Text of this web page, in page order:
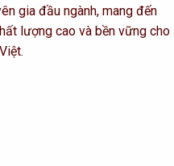
gia đầu ngành, mang đến
lượng cao và bền vững cho